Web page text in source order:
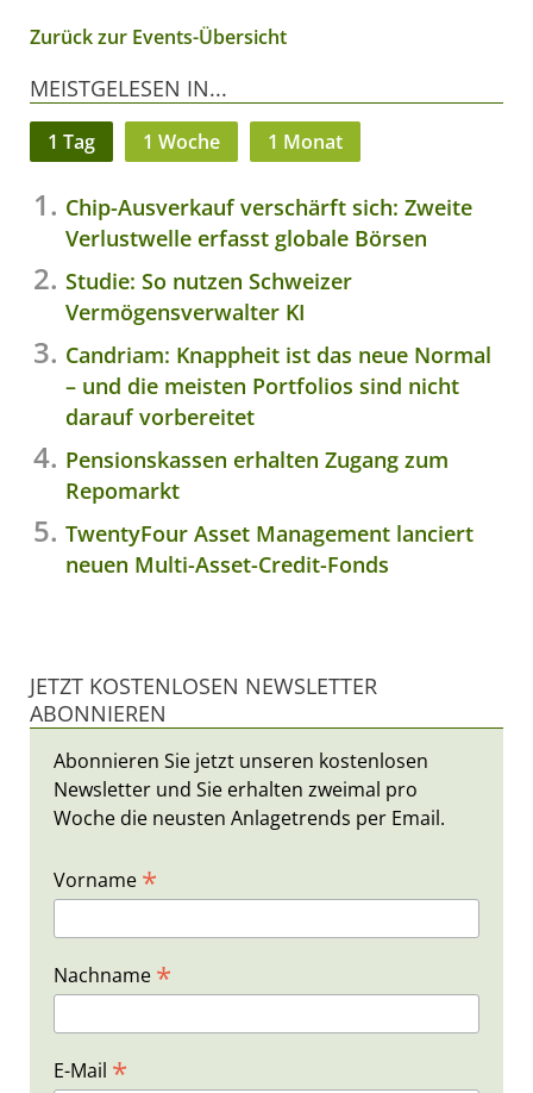
Zurück zur Events-Übersicht
MEISTGELESEN IN...
1 Tag 1 Woche 1 Monat
Chip-Ausverkauf verschärft sich: Zweite
Verlustwelle erfasst globale Börsen
Studie: So nutzen Schweizer
Vermögensverwalter KI
Candriam: Knappheit ist das neue Normal
– und die meisten Portfolios sind nicht
darauf vorbereitet
Pensionskassen erhalten Zugang zum
Repomarkt
TwentyFour Asset Management lanciert
neuen Multi-Asset-Credit-Fonds
JETZT KOSTENLOSEN NEWSLETTER
ABONNIEREN
Abonnieren Sie jetzt unseren kostenlosen
Newsletter und Sie erhalten zweimal pro
Woche die neusten Anlagetrends per Email.
Vorname *
Nachname *
E-Mail *